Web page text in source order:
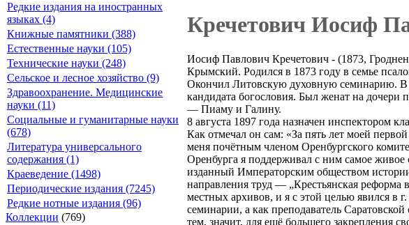
Редкие издания на иностранных
языках (4)
Книжные памятники (388)
Естественные науки (105)
Технические науки (248)
Сельское и лесное хозяйство (9)
Здравоохранение. Медицинские
науки (11)
Социальные и гуманитарные науки
(678)
Литература универсального
содержания (1)
Краеведение (1498)
Периодические издания (7245)
Редкие нотные издания (96)
Коллекции (769)
Кречетович Иосиф
Иосиф Павлович Кречетович - (1873,
Крымский. Родился в 1873 году в семье
Окончил Литовскую духовную семинарию. В
кандидата богословия. Был женат на дочери
— Пиаму и Галину.
8 августа 1897 года назначен инспектором
Как отмечал он сам: «За пять лет моей
меня почётным членом Оренбургского
Оренбурга я поддерживал с ним самое
изданный Императорским обществом
направления труд — „Крестьянская реформа
местных архивов, и я с этой целью явился в
семинарии, а как преподаватель
тем, значит, для ещё большего закрепления